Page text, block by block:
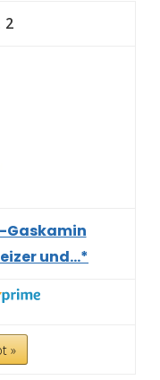
2
Gaskamin
und...*
»